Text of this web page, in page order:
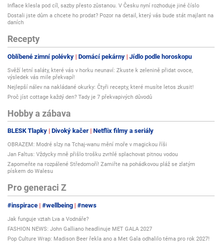
Inflace klesla pod cíl, sazby přesto zůstanou. V Česku nyní rozhoduje jiné číslo
Dostali jste dům a chcete ho prodat? Pozor na detail, který vás bude stát majlant na
daních
Recepty
Oblíbené zimní polévky Domácí pekárny Jídlo podle horoskopu
Svěží letní saláty, které vás v horku neunaví: Zkuste k zelenině přidat ovoce,
výsledek vás mile překvapí!
Nejlepší nálev na nakládané okurky: Čtyři recepty, které musíte letos zkusit!
Proč jíst cottage každý den? Tady je 7 překvapivých důvodů
Hobby a zábava
BLESK Tlapky Divoký kačer Netflix filmy a seriály
OBRAZEM: Modré slzy na Tchaj-wanu mění moře v magickou říši
Jan Faltus: Vždycky mně přišlo trošku zvrhlé splachovat pitnou vodou
Zapomeňte na rozpálené Středomoří! Zamiřte na pohádkovou pláž se zlatým
pískem do Walesu
Pro generaci Z
#inspirace #wellbeing #news
Jak funguje vztah Lva a Vodnáře?
FASHION NEWS: John Galliano headlinuje MET GALA 2027
Pop Culture Wrap: Madison Beer řekla ano a Met Gala odhalilo téma pro rok 2027!